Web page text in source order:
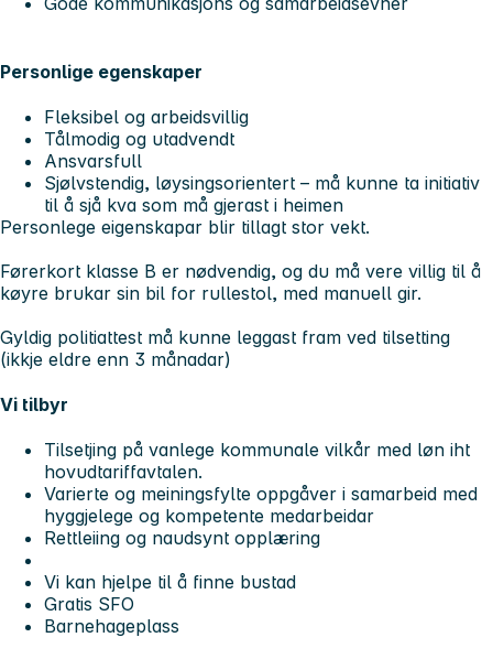
Personlige egenskaper
Fleksibel og arbeidsvillig
Tålmodig og utadvendt
Ansvarsfull
Sjølvstendig, løysingsorientert – må kunne ta initiativ
til å sjå kva som må gjerast i heimen
Personlege eigenskapar blir tillagt stor vekt.
Førerkort klasse B er nødvendig, og du må vere villig til å
køyre brukar sin bil for rullestol, med manuell gir.
Gyldig politiattest må kunne leggast fram ved tilsetting
(ikkje eldre enn 3 månadar)
Vi tilbyr
Tilsetjing på vanlege kommunale vilkår med løn iht
hovudtariffavtalen.
Varierte og meiningsfylte oppgåver i samarbeid med
hyggjelege og kompetente medarbeidar
Rettleiing og naudsynt opplæring
Vi kan hjelpe til å finne bustad
Gratis SFO
Barnehageplass